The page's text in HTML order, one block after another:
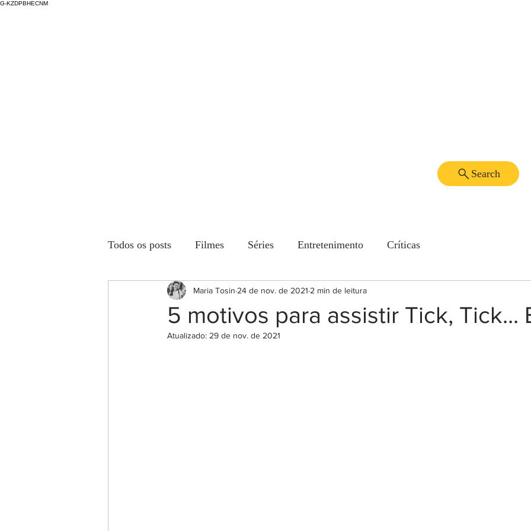
G-KZDPBHECNM
Search
Todos os posts Filmes Séries Entretenimento Críticas
5 motivos para assistir Tick, Tick...
Maria Tosin 24 de nov. de 2021 2 min de leitura
Atualizado: 29 de nov. de 2021